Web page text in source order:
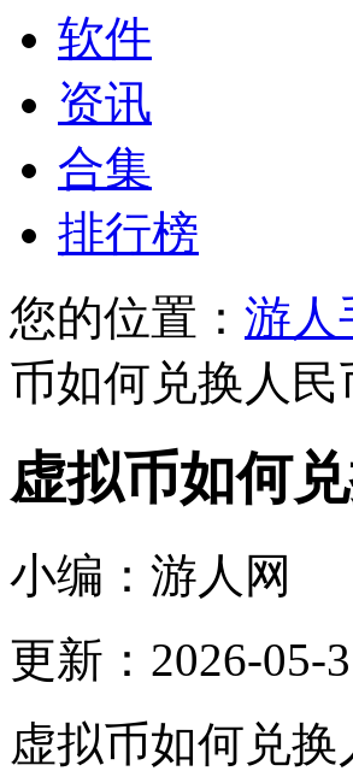
软件
资讯
合集
排行榜
您的位置： 游人
币如何兑换人民
虚拟币如何
小编：游人网
更新：2026-05-
虚拟币如何兑